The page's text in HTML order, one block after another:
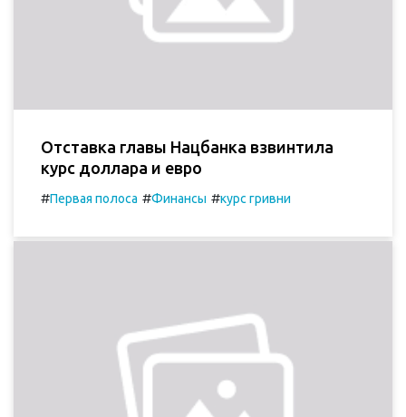
Отставка главы Нацбанка взвинтила
курс доллара и евро
#Первая полоса #Финансы #курс гривни